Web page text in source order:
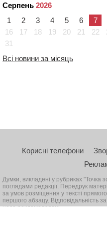
Серпень 2026
1
2 3 4 5 6 7
16
17 18 19 20 21 22
31
Всі новини за місяць
Корисні телефони
Думки, викладені у рубриках "Точка
поглядами редакції. Передрук
за умов розміщення у тексті
першого абзацу. Відповідальність
несе рекламодавець